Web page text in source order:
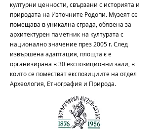
културни ценности, свързани с историята и
природата на Източните Родопи. Музеят се
помещава в уникална сграда, обявена за
архитектурен паметник на културата с
национално значение през 2005 г. След
извършена адаптация, площта є е
организирана в 30 експозиционни зали, в
които се поместват експозициите на отдел
Археология, Етнография и Природа.